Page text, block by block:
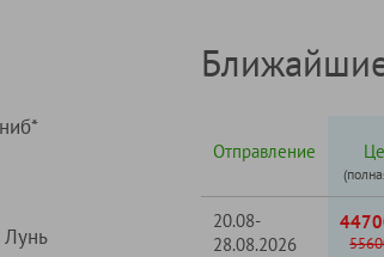
Лунь
Отправление
20.08-
28.08.2026